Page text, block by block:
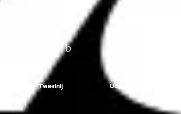
Tweetnij Udostępnij